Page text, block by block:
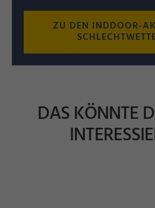
ZU DEN INDDOOR-
DAS KÖNNTE